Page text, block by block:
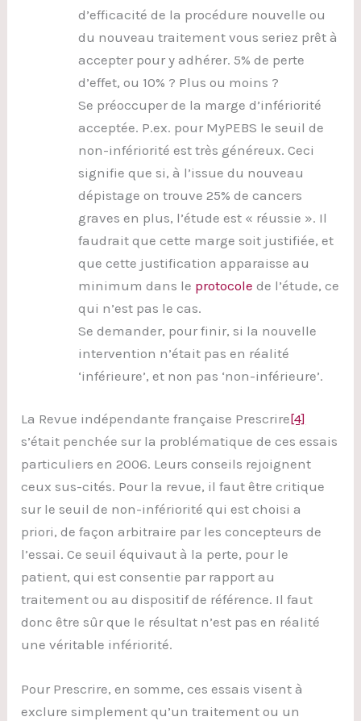
d’efficacité de la procédure nouvelle ou
du nouveau traitement vous seriez prêt à
accepter pour y adhérer. 5% de perte
d’effet, ou 10% ? Plus ou moins ?
Se préoccuper de la marge d’infériorité
acceptée. P.ex. pour MyPEBS le seuil de
non-infériorité est très généreux. Ceci
signifie que si, à l’issue du nouveau
dépistage on trouve 25% de cancers
graves en plus, l’étude est « réussie ». Il
faudrait que cette marge soit justifiée, et
que cette justification apparaisse au
minimum dans le protocole de l’étude, ce
qui n’est pas le cas.
Se demander, pour finir, si la nouvelle
intervention n’était pas en réalité
‘inférieure’, et non pas ‘non-inférieure’.
La Revue indépendante française Prescrire[4]
s’était penchée sur la problématique de ces essais
particuliers en 2006. Leurs conseils rejoignent
ceux sus-cités. Pour la revue, il faut être critique
sur le seuil de non-infériorité qui est choisi a
priori, de façon arbitraire par les concepteurs de
l’essai. Ce seuil équivaut à la perte, pour le
patient, qui est consentie par rapport au
traitement ou au dispositif de référence. Il faut
donc être sûr que le résultat n’est pas en réalité
une véritable infériorité.
Pour Prescrire, en somme, ces essais visent à
exclure simplement qu’un traitement ou un